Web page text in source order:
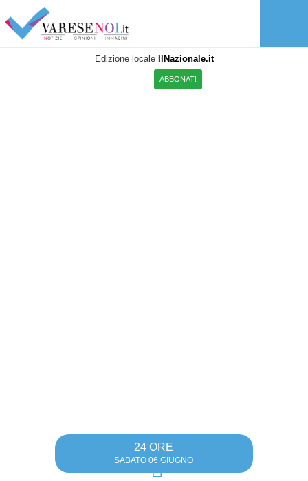
Edizione locale IlNazionale.it
ABBONATI
24 ORE
SABATO 06 GIUGNO